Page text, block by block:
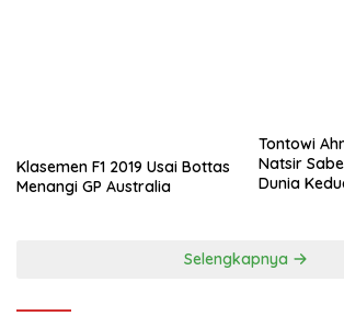
Klasemen F1 2019 Usai Bottas
Menangi GP Australia
Tontowi
Natsir
Dunia
Selengkapnya